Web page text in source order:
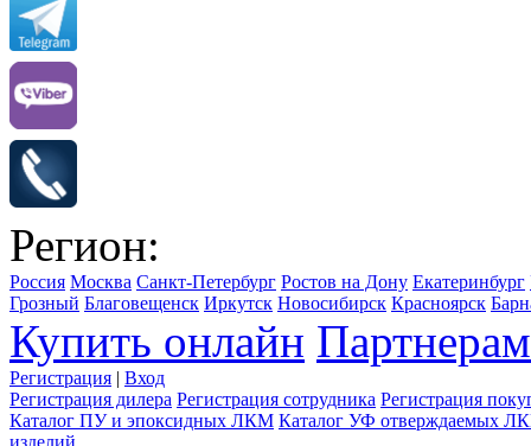
Регион:
Россия Москва Санкт-Петербург Ростов на Дону Екатеринбург
Грозный Благовещенск Иркутск Новосибирск Красноярск
Купить онлайн Партнерам
Регистрация | Вход
Регистрация дилера Регистрация сотрудника Регистрация
Каталог ПУ и эпоксидных ЛКМ Каталог УФ отверждаемых